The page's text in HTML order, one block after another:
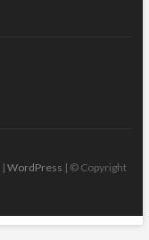
| WordPress | © Copyright